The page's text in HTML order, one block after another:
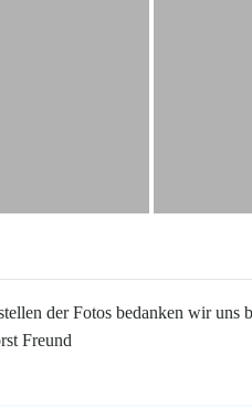
der Fotos bedanken wir uns
Freund